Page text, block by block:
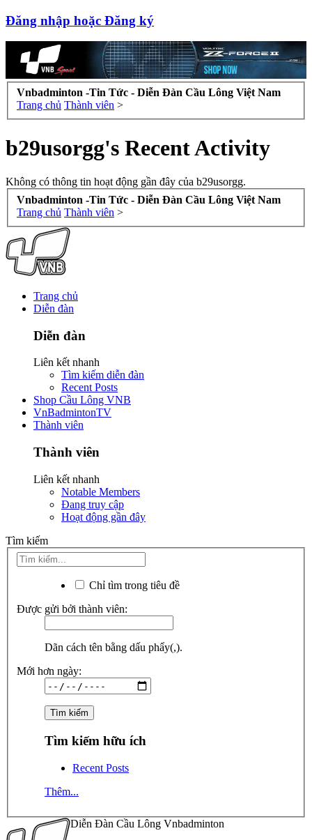
Đăng nhập hoặc Đăng ký
Vnbadminton -Tin Tức - Diễn Đàn Cầu Lông Việt Nam
Trang chủ Thành viên >
b29usorgg's Recent Activity
Không có thông tin hoạt động gần đây của b29usorgg.
Vnbadminton -Tin Tức - Diễn Đàn Cầu Lông Việt Nam
Trang chủ Thành viên >
Trang chủ
Diễn đàn
Diễn đàn
Liên kết nhanh
Tìm kiếm diễn đàn
Recent Posts
Shop Cầu Lông VNB
VnBadmintonTV
Thành viên
Thành viên
Liên kết nhanh
Notable Members
Đang truy cập
Hoạt động gần đây
Tìm kiếm
Chỉ tìm trong tiêu đề
Được gửi bởi thành viên:
Dãn cách tên bằng dấu phẩy(,).
Mới hơn ngày:
Tìm kiếm hữu ích
Recent Posts
Thêm...
Diễn Đàn Cầu Lông Vnbadminton